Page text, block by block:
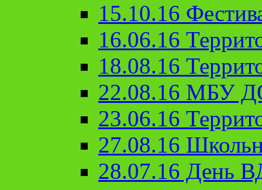
15.10.16
16.06.16
18.08.16
22.08.16 МБУ
23.06.16
27.08.16
28.07.16 День